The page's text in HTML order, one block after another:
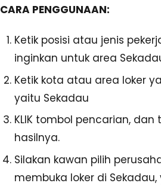
CARA PENGGUNAAN:
Ketik posisi atau jenis
inginkan untuk area
Ketik kota atau area loker
yaitu Sekadau
KLIK tombol pencarian, dan
hasilnya.
Silakan kawan pilih
membuka loker di